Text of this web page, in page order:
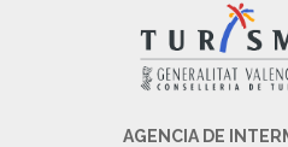
AGENCIA DE